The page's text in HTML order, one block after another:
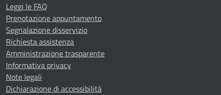
Leggi le FAQ
Prenotazione appuntamento
Segnalazione disservizio
Richiesta assistenza
Amministrazione trasparente
Informativa privacy
Note legali
Dichiarazione di accessibilità